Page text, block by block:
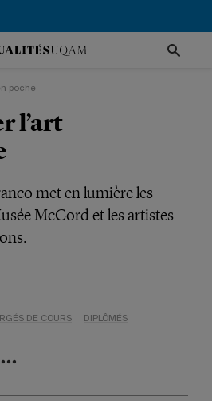
poche
l’art
met en lumière les
McCord et les artistes
DE COURS DIPLÔMÉS